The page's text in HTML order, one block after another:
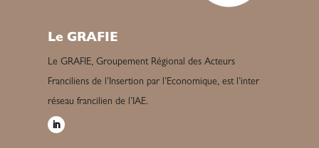
Le GRAFIE
Le GRAFIE, Groupement Régional des Acteurs
Franciliens de l’Insertion par l’Economique, est l’inter
réseau francilien de l’IAE.